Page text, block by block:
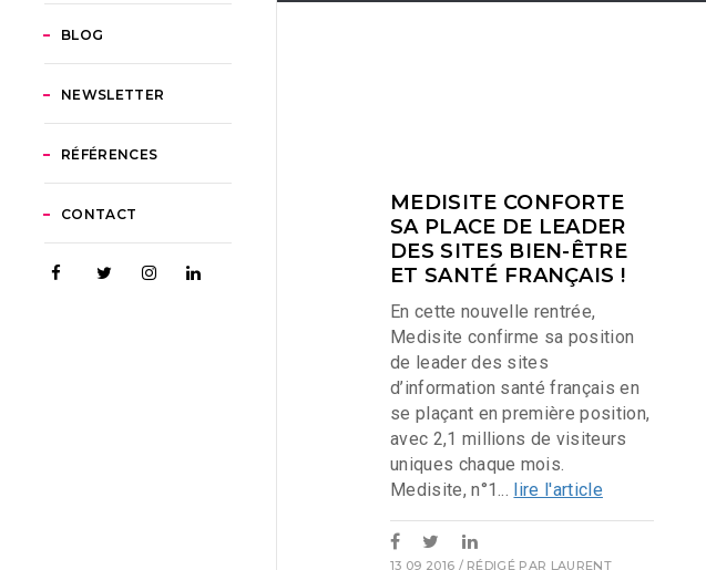
BLOG
NEWSLETTER
RÉFÉRENCES
CONTACT
MEDISITE CONFORTE
SA PLACE DE LEADER
DES SITES BIEN-ÊTRE
ET SANTÉ FRANÇAIS !
En cette nouvelle rentrée,
Medisite confirme sa position
de leader des sites
d’information santé français en
se plaçant en première position,
avec 2,1 millions de visiteurs
uniques chaque mois.
Medisite, n°1... lire l'article
13 09 2016 / RÉDIGÉ PAR LAURENT